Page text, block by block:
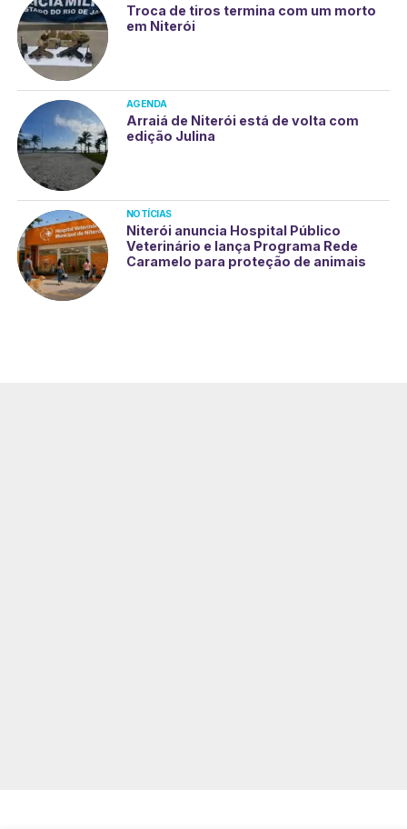
Troca de tiros termina com um morto
em Niterói
AGENDA
Arraiá de Niterói está de volta com
edição Julina
NOTÍCIAS
Niterói anuncia Hospital Público
Veterinário e lança Programa Rede
Caramelo para proteção de animais